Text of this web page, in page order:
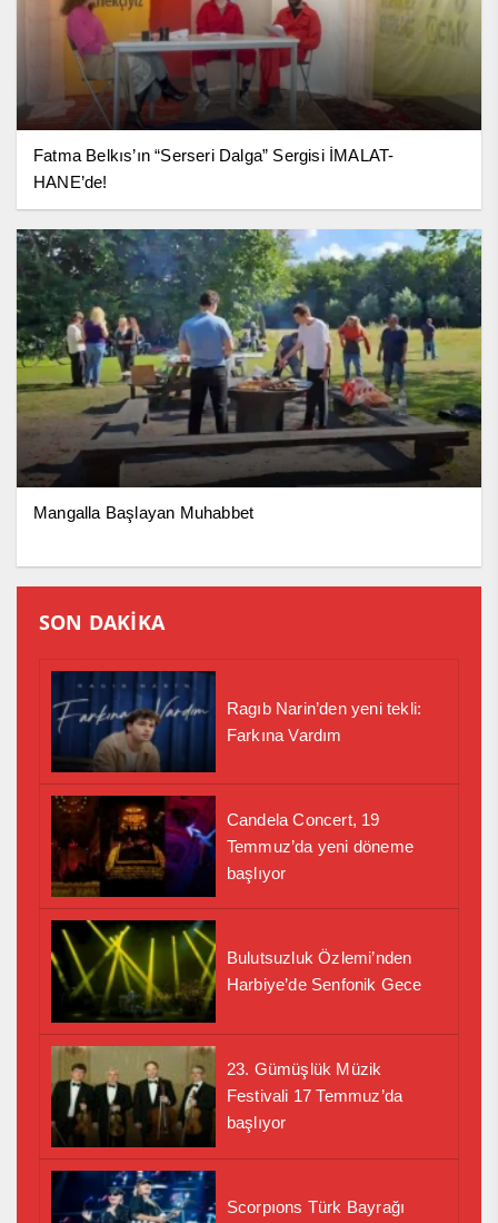
Fatma Belkıs’ın “Serseri Dalga” Sergisi İMALAT-
HANE’de!
Mangalla Başlayan Muhabbet
SON DAKİKA
Ragıb Narin’den yeni tekli:
Farkına Vardım
Candela Concert, 19
Temmuz’da yeni döneme
başlıyor
Bulutsuzluk Özlemi’nden
Harbiye’de Senfonik Gece
23. Gümüşlük Müzik
Festivali 17 Temmuz’da
başlıyor
Scorpıons Türk Bayrağı